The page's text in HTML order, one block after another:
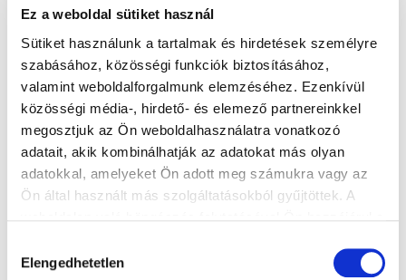
Ez a weboldal sütiket használ
Sütiket használunk a tartalmak és hirdetések személyre
szabásához, közösségi funkciók biztosításához,
valamint weboldalforgalmunk elemzéséhez. Ezenkívül
közösségi média-, hirdető- és elemező partnereinkkel
megosztjuk az Ön weboldalhasználatra vonatkozó
adatait, akik kombinálhatják az adatokat más olyan
adatokkal, amelyeket Ön adott meg számukra vagy az
Ön által használt más szolgáltatásokból gyűjtöttek. A
kiválasztása
Elengedhetetlen